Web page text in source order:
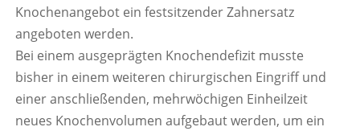
Knochenangebot ein festsitzender Zahnersatz
angeboten werden.
Bei einem ausgeprägten Knochendefizit musste
bisher in einem weiteren chirurgischen Eingriff und
einer anschließenden, mehrwöchigen Einheilzeit
neues Knochenvolumen aufgebaut werden, um ein